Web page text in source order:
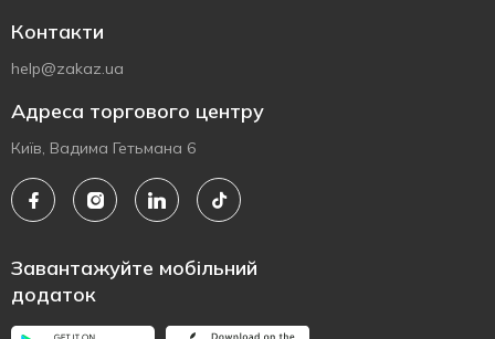
Контакти
help@zakaz.ua
Адреса торгового центру
Київ, Вадима Гетьмана 6
Завантажуйте мобільний
додаток